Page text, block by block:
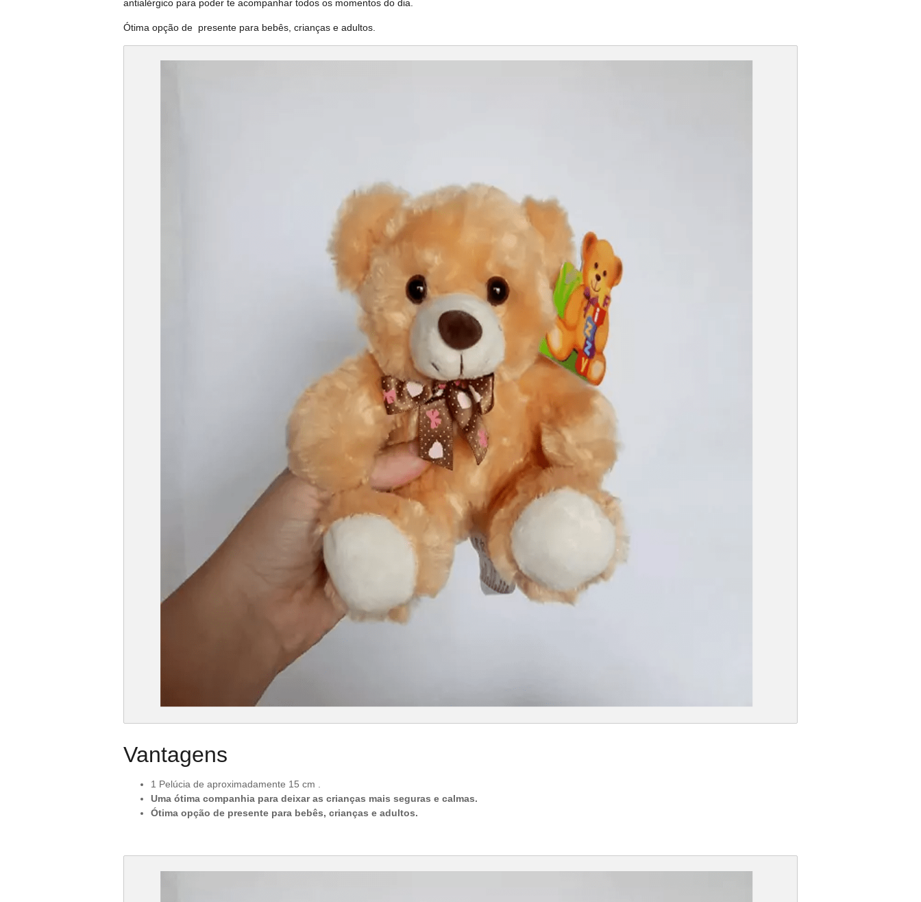
antialérgico para poder te acompanhar todos os momentos do dia.
Ótima opção de presente para bebês, crianças e adultos.
Vantagens
1 Pelúcia de aproximadamente 15 cm .
Uma ótima companhia para deixar as crianças mais seguras e calmas.
Ótima opção de presente para bebês, crianças e adultos.